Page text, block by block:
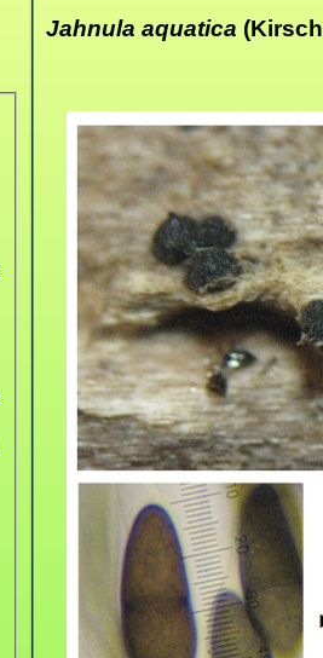
Jahnula aquatica